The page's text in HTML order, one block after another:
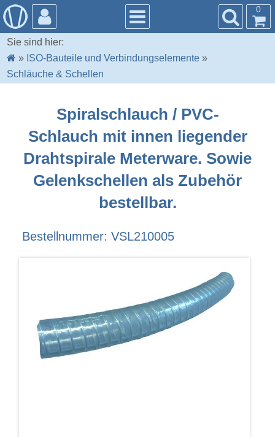
0
Sie sind hier:
» ISO-Bauteile und Verbindungselemente »
Schläuche & Schellen
Spiralschlauch / PVC-
Schlauch mit innen liegender
Drahtspirale Meterware. Sowie
Gelenkschellen als Zubehör
bestellbar.
Bestellnummer: VSL210005